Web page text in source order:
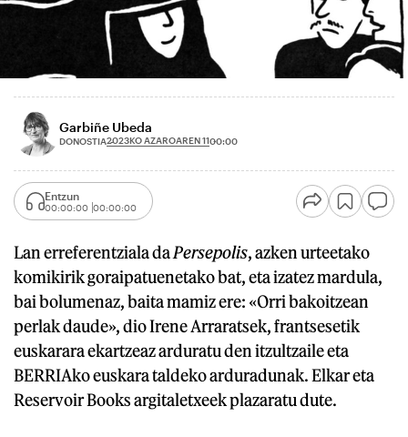
Garbiñe Ubeda
DONOSTIA2023KO AZAROAREN 1100:00
Entzun
00:00:00 00:00:00
Lan erreferentziala daPersepolis, azken urteetako
komikirik goraipatuenetako bat, eta izatez mardula,
bai bolumenaz, baita mamiz ere: «Orri bakoitzean
perlak daude», dio Irene Arraratsek, frantsesetik
euskarara ekartzeaz arduratu den itzultzaile eta
BERRIAko euskara taldeko arduradunak. Elkar eta
Reservoir Books argitaletxeek plazaratu dute.